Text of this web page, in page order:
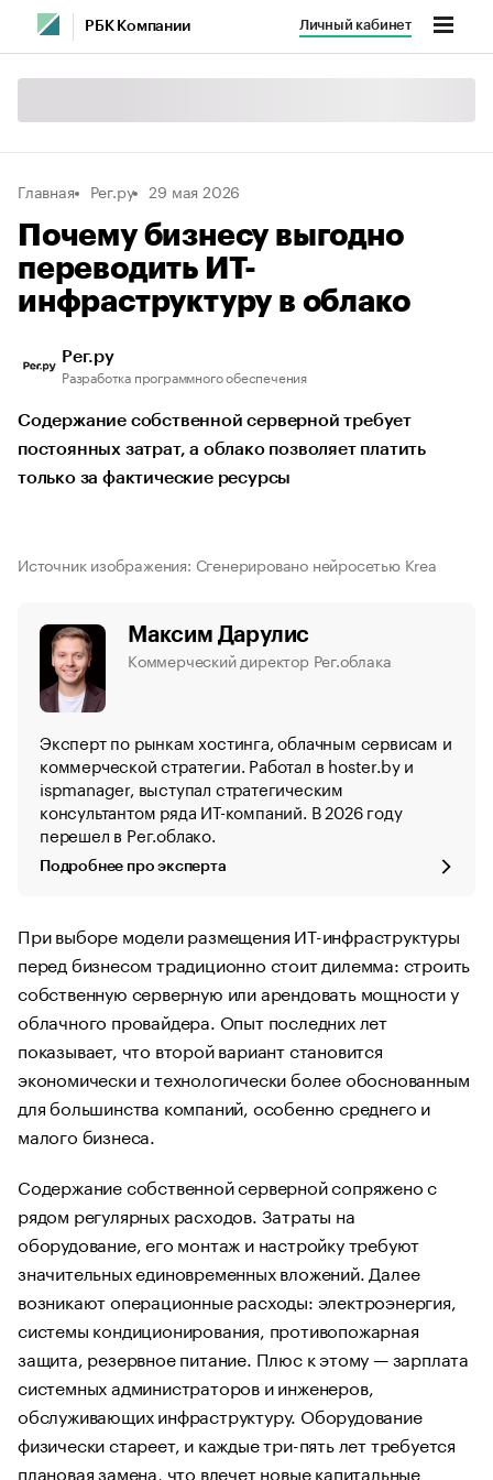
РБК Компании Личный кабинет
Главная Рег.ру 29 мая 2026
Почему бизнесу выгодно
переводить ИТ-
инфраструктуру в облако
Рег.ру
Разработка программного обеспечения
Содержание собственной серверной требует
постоянных затрат, а облако позволяет платить
только за фактические ресурсы
Источник изображения: Сгенерировано нейросетью Krea
Максим Дарулис
Коммерческий директор Рег.облака
Эксперт по рынкам хостинга, облачным сервисам и
коммерческой стратегии. Работал в hoster.by и
ispmanager, выступал стратегическим
консультантом ряда ИТ-компаний. В 2026 году
перешел в Рег.облако.
Подробнее про эксперта
При выборе модели размещения ИТ-инфраструктуры
перед бизнесом традиционно стоит дилемма: строить
собственную серверную или арендовать мощности у
облачного провайдера. Опыт последних лет
показывает, что второй вариант становится
экономически и технологически более обоснованным
для большинства компаний, особенно среднего и
малого бизнеса.
Содержание собственной серверной сопряжено с
рядом регулярных расходов. Затраты на
оборудование, его монтаж и настройку требуют
значительных единовременных вложений. Далее
возникают операционные расходы: электроэнергия,
системы кондиционирования, противопожарная
защита, резервное питание. Плюс к этому — зарплата
системных администраторов и инженеров,
обслуживающих инфраструктуру. Оборудование
физически стареет, и каждые три-пять лет требуется
плановая замена, что влечет новые капитальные